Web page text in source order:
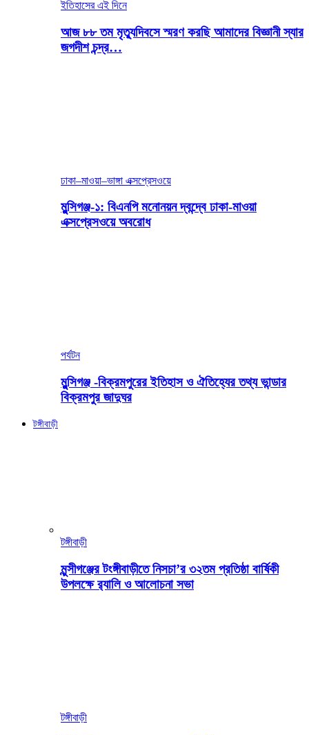
ইতিহাসের এই দিনে
আজ ৮৮ তম মৃত্যুদিবসে স্মরণ করছি আমাদের বিজ্ঞানী স্যার
জগদীশ চন্দ্র…
ঢাকা–মাওয়া–ভাঙ্গা এক্সপ্রেসওয়ে
মুন্সিগঞ্জ-১: বিএনপি মনোনয়ন দ্বন্দ্বে ঢাকা-মাওয়া
এক্সপ্রেসওয়ে অবরোধ
পর্যটন
মুন্সিগঞ্জ -বিক্রমপুরের ইতিহাস ও ঐতিহ্যের তথ্য ভান্ডার
বিক্রমপুর জাদুঘর
টঙ্গীবাড়ী
টঙ্গীবাড়ী
মুন্সীগঞ্জের টংঙ্গীবাড়ীতে নিসচা’র ৩২তম প্রতিষ্ঠা বার্ষিকী
উপলক্ষে র‍্যালি ও আলোচনা সভা
টঙ্গীবাড়ী